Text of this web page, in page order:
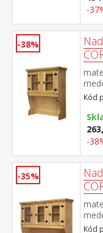
-
-38%
Kód
-
-35%
Kód